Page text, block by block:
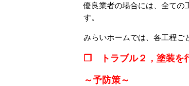
優良業者の場合には、全ての
す。
みらいホームでは、各工程ご
❒ トラブル２，塗装を
～予防策～